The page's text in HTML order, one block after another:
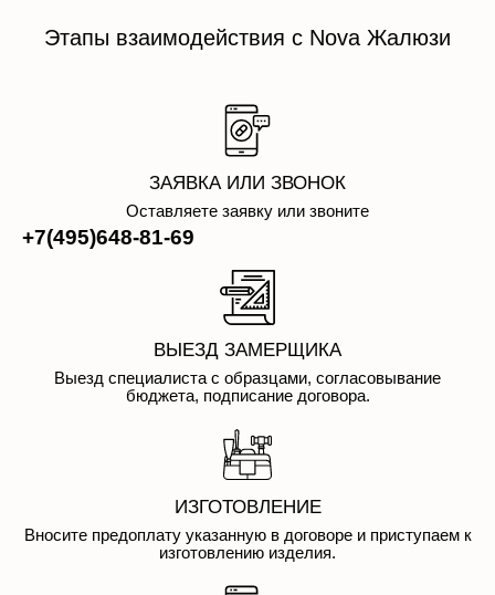
Этапы взаимодействия с Nova Жалюзи
ЗАЯВКА ИЛИ ЗВОНОК
Оставляете заявку или звоните
+7(495)648-81-69
ВЫЕЗД ЗАМЕРЩИКА
Выезд специалиста с образцами, согласовывание
бюджета, подписание договора.
ИЗГОТОВЛЕНИЕ
Вносите предоплату указанную в договоре и приступаем к
изготовлению изделия.